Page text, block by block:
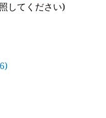
してください)